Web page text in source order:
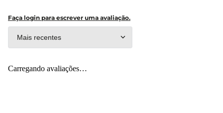
Faça login para escrever uma avaliação.
Mais recentes
Carregando avaliações…